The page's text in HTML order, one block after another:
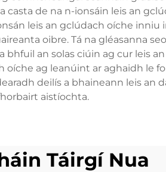
de na n-ionsáin leis an
leis an gclúdach oíche inniu
oibre. Tá na gléasanna
an solas ciúin ag cur leis
ag leanúint ar aghaidh le
deilís a bhaineann leis an
aistíochta.
Táirgí Nua